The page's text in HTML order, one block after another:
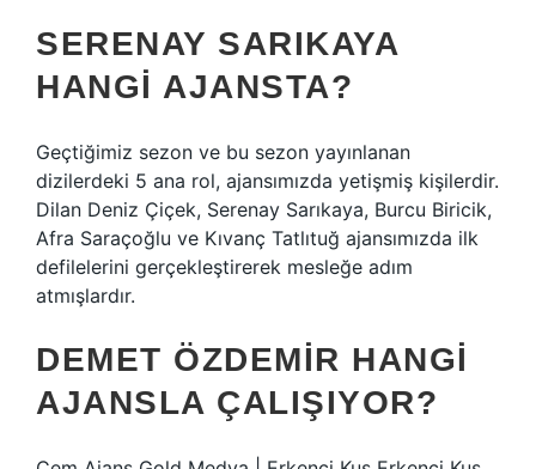
SERENAY SARIKAYA
HANGI AJANSTA?
Geçtiğimiz sezon ve bu sezon yayınlanan
dizilerdeki 5 ana rol, ajansımızda yetişmiş kişilerdir.
Dilan Deniz Çiçek, Serenay Sarıkaya, Burcu Biricik,
Afra Saraçoğlu ve Kıvanç Tatlıtuğ ajansımızda ilk
defilelerini gerçekleştirerek mesleğe adım
atmışlardır.
DEMET ÖZDEMIR HANGI
AJANSLA ÇALIŞIYOR?